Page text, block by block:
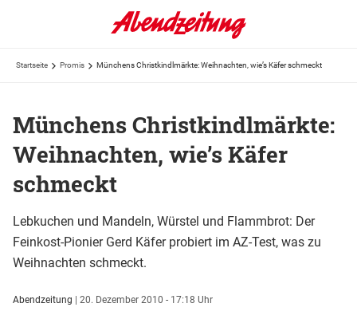
Startseite Promis Münchens Christkindlmärkte: Weihnachten, wie’s Käfer schmeckt
Münchens Christkindlmärkte:
Weihnachten, wie’s Käfer
schmeckt
Lebkuchen und Mandeln, Würstel und Flammbrot: Der
Feinkost-Pionier Gerd Käfer probiert im AZ-Test, was zu
Weihnachten schmeckt.
Abendzeitung | 20. Dezember 2010 - 17:18 Uhr